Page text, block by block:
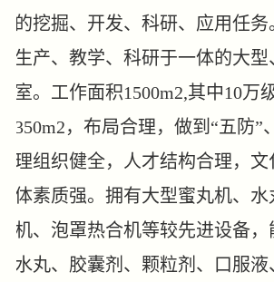
的挖掘、开发、科研、应用任
生产、教学、科研于一体的大型
室。工作面积1500m2,其中10万
350m2，布局合理，做到“五防”
理组织健全，人才结构合理，
体素质强。拥有大型蜜丸机、水
机、泡罩热合机等较先进设备，
水丸、胶囊剂、颗粒剂、口服液